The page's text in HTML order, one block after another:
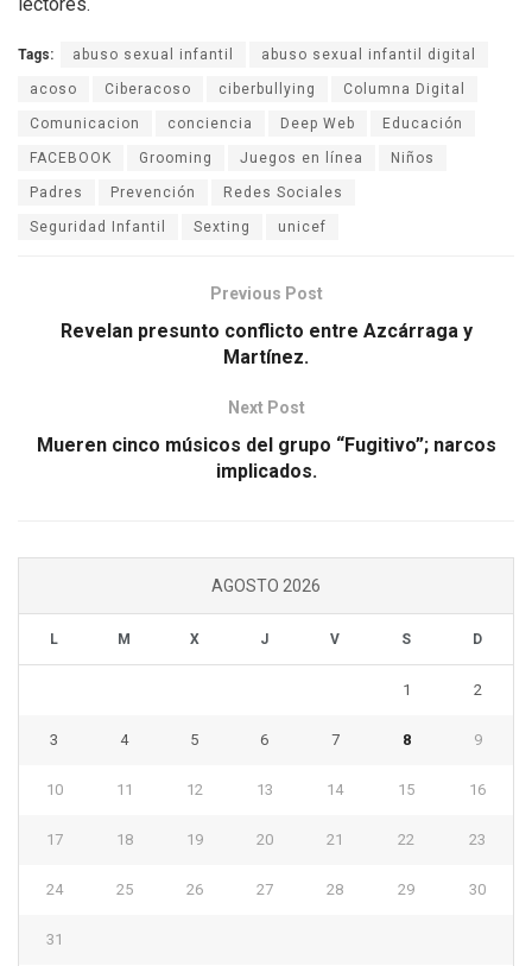
Tags: abuso sexual infantil abuso sexual infantil digital
acoso Ciberacoso ciberbullying Columna Digital
Comunicacion conciencia Deep Web Educación
FACEBOOK Grooming Juegos en línea Niños
Padres Prevención Redes Sociales
Seguridad Infantil Sexting unicef
Previous Post
Revelan presunto conflicto entre Azcárraga y
Martínez.
Next Post
Mueren cinco músicos del grupo “Fugitivo”; narcos
implicados.
AGOSTO 2026
L M X J V S D
1 2
3 4 5 6 7 8 9
10 11 12 13 14 15 16
17 18 19 20 21 22 23
24 25 26 27 28 29 30
31